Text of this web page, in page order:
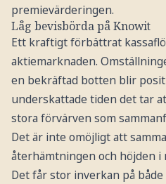
premievärderingen.
Låg bevisbörda på Knowit
Ett kraftigt förbättrat
aktiemarknaden.
en bekräftad botten blir
underskattade tiden det tar
stora förvärven som
Det är inte omöjligt att
återhämtningen och höjden
Det får stor inverkan på